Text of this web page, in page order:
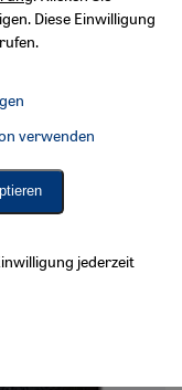
Diese Einwilligung
Connect, Google
verwenden
jederzeit